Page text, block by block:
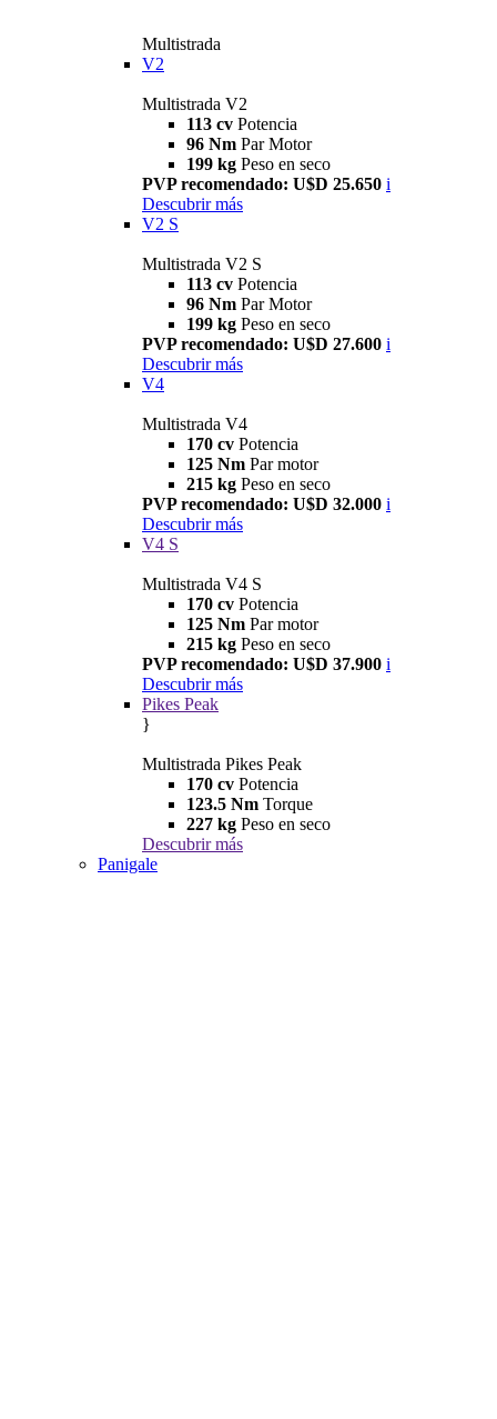
Multistrada
V2
Multistrada V2
113 cv Potencia
96 Nm Par Motor
199 kg Peso en seco
PVP recomendado: U$D 25.650 i
Descubrir más
V2 S
Multistrada V2 S
113 cv Potencia
96 Nm Par Motor
199 kg Peso en seco
PVP recomendado: U$D 27.600 i
Descubrir más
V4
Multistrada V4
170 cv Potencia
125 Nm Par motor
215 kg Peso en seco
PVP recomendado: U$D 32.000 i
Descubrir más
V4 S
Multistrada V4 S
170 cv Potencia
125 Nm Par motor
215 kg Peso en seco
PVP recomendado: U$D 37.900 i
Descubrir más
Pikes Peak
}
Multistrada Pikes Peak
170 cv Potencia
123.5 Nm Torque
227 kg Peso en seco
Descubrir más
Panigale